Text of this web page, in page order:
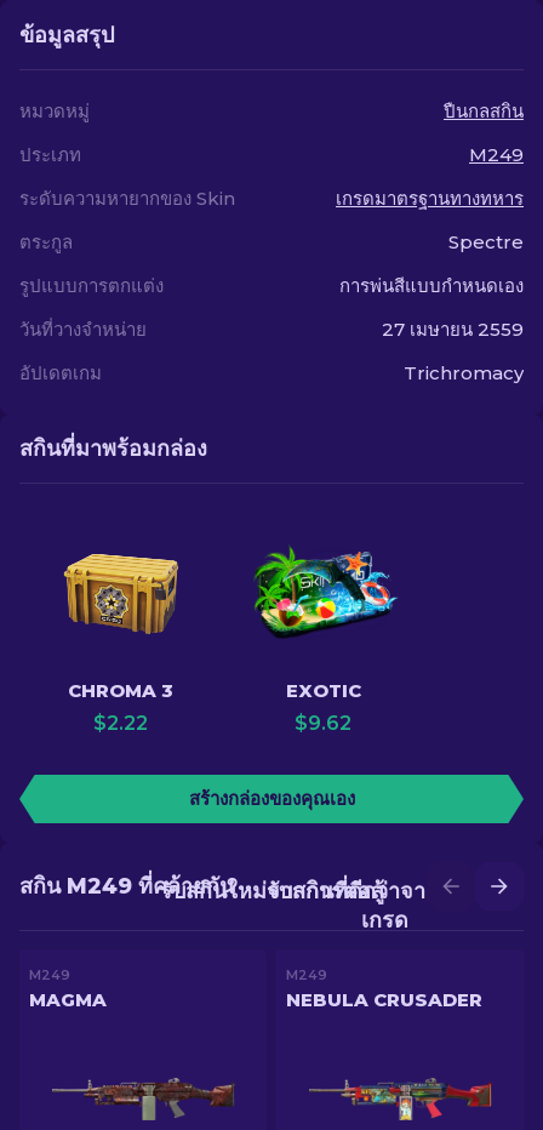
ข้อมูลสรุป
หมวดหมู่
ปืนกลสกิน
ประเภท
M249
ระดับความหายากของ Skin
เกรดมาตรฐานทางทหาร
ตระกูล
Spectre
รูปแบบการตกแต่ง
การพ่นสีแบบกำหนดเอง
วันที่วางจำหน่าย
27 เมษายน 2559
อัปเดตเกม
Trichromacy
สกินที่มาพร้อมกล่อง
CHROMA 3
$2.22
EXOTIC
$9.62
สร้างกล่องของคุณเอง
รับสกินที่ดีกว่าจากการอัป
เกรด
รับสกินใหม่จากการต่อสู้
สกิน M249 ที่คล้ายกัน
M249
MAGMA
M249
NEBULA CRUSADER